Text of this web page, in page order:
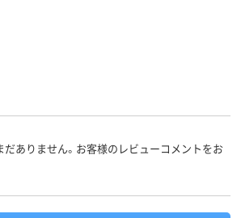
100%
100%）
ありません。お客様のレビューコメントをお